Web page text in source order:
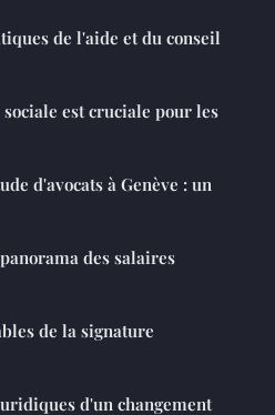
de l'aide et du conseil
est cruciale pour les
d'avocats à Genève : un
des salaires
de la signature
d'un changement